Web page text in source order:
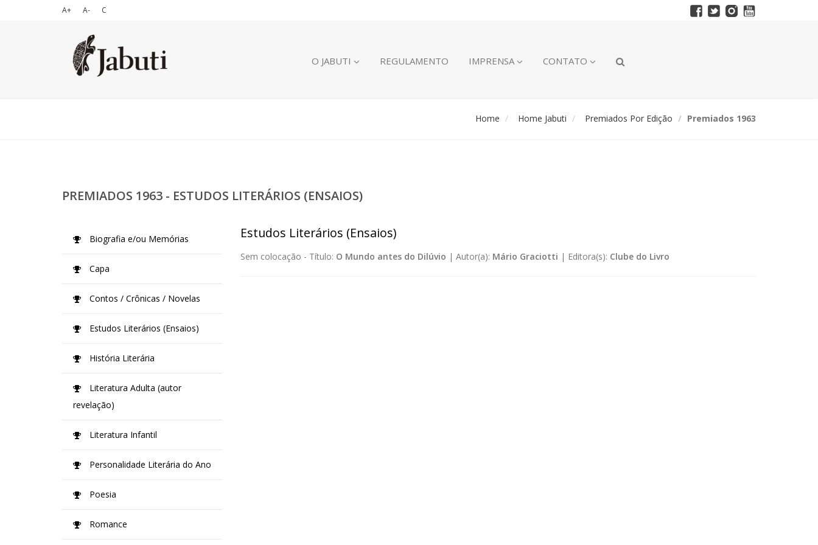
A+ A- C
O JABUTI REGULAMENTO IMPRENSA CONTATO
Home Home Jabuti Premiados Por Edição Premiados 1963
PREMIADOS 1963 - ESTUDOS LITERÁRIOS (ENSAIOS)
Estudos Literários (Ensaios)
Sem colocação - Título: O Mundo antes do Dilúvio | Autor(a): Mário Graciotti | Editora(s): Clube do Livro
Biografia e/ou Memórias
Capa
Contos / Crônicas / Novelas
Estudos Literários (Ensaios)
História Literária
Literatura Adulta (autor
revelação)
Literatura Infantil
Personalidade Literária do Ano
Poesia
Romance